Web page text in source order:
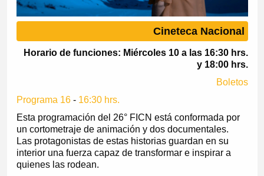
Cineteca Nacional
Horario de funciones: Miércoles 10 a las 16:30 hrs.
y 18:00 hrs.
Boletos
Programa 16 - 16:30 hrs.
Esta programación del 26° FICN está conformada por
un cortometraje de animación y dos documentales.
Las protagonistas de estas historias guardan en su
interior una fuerza capaz de transformar e inspirar a
quienes las rodean.